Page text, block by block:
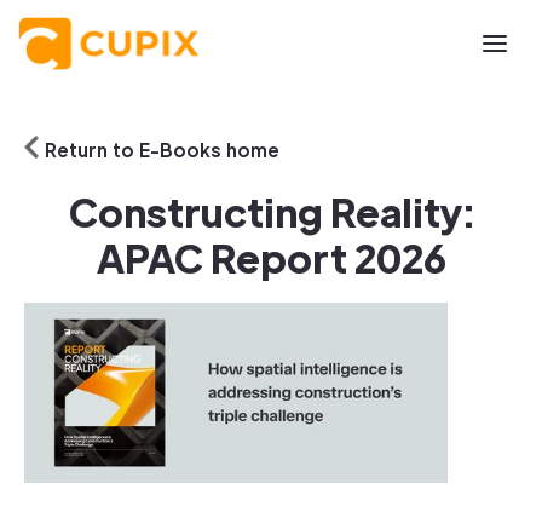
Return to E-Books home
Constructing Reality:
APAC Report 2026